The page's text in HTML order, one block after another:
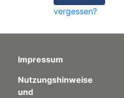
Paper
App
vergessen?
Impressum
Nutzungshinweise
und